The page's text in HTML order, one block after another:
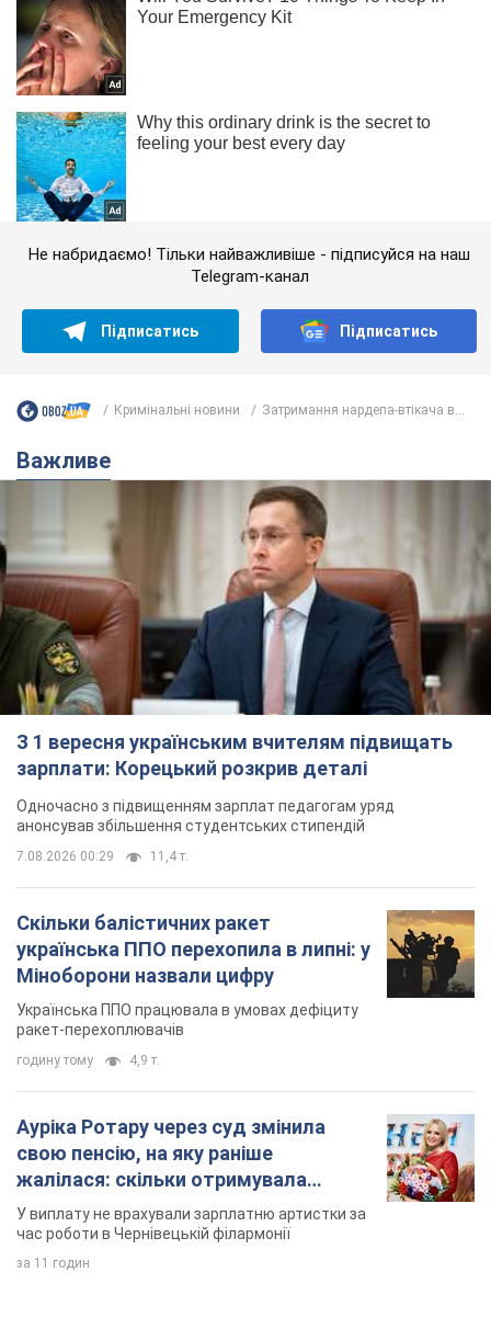
Не набридаємо! Тільки найважливіше - підписуйся на наш
Telegram-канал
Підписатись Підписатись
Кримінальні новини Затримання нардепа-втікача в...
Важливе
З 1 вересня українським вчителям підвищать
зарплати: Корецький розкрив деталі
Одночасно з підвищенням зарплат педагогам уряд
анонсував збільшення студентських стипендій
7.08.2026 00:29 11,4 т.
Скільки балістичних ракет
українська ППО перехопила в липні: у
Міноборони назвали цифру
Українська ППО працювала в умовах дефіциту
ракет-перехоплювачів
годину тому 4,9 т.
Ауріка Ротару через суд змінила
свою пенсію, на яку раніше
жалілася: скільки отримувала
співачка
У виплату не врахували зарплатню артистки за
час роботи в Чернівецькій філармонії
за 11 годин